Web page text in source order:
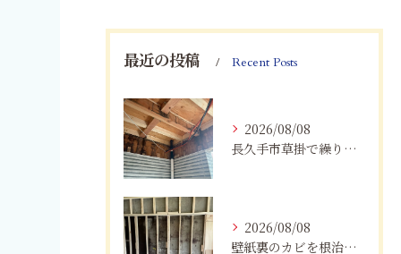
最近の投稿 Recent Posts
2026/08/08
長久手市草掛で繰り返すカビにお困りの方へ｜原因から解決策まで紹介
2026/08/08
壁紙裏のカビを根治！下地交換と防カビリフォームの重要性